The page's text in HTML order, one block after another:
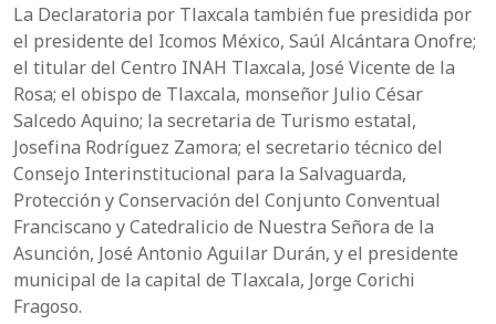
La Declaratoria por Tlaxcala también fue presidida por
el presidente del Icomos México, Saúl Alcántara Onofre;
el titular del Centro INAH Tlaxcala, José Vicente de la
Rosa; el obispo de Tlaxcala, monseñor Julio César
Salcedo Aquino; la secretaria de Turismo estatal,
Josefina Rodríguez Zamora; el secretario técnico del
Consejo Interinstitucional para la Salvaguarda,
Protección y Conservación del Conjunto Conventual
Franciscano y Catedralicio de Nuestra Señora de la
Asunción, José Antonio Aguilar Durán, y el presidente
municipal de la capital de Tlaxcala, Jorge Corichi
Fragoso.